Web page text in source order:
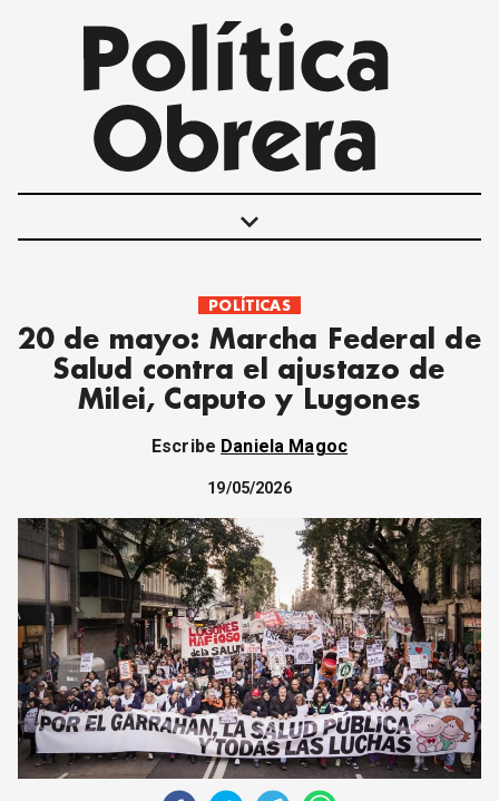
keyboard_arrow_down
POLÍTICAS
INTERNACIONALES
MOVIMIENTO OBRERO
MUJER
SOCIEDAD Y CULTURA
JUVENTUD
CORREO DE LECTORES
DEBATE
ARCHIVO
DECLARACIONES
OPINIÓN
ALTAMIRA RESPONDE
Política Obrera Revista
CONTACTO
POLÍTICAS
20 de mayo: Marcha Federal de
Salud contra el ajustazo de
Milei, Caputo y Lugones
Escribe Daniela Magoc
19/05/2026